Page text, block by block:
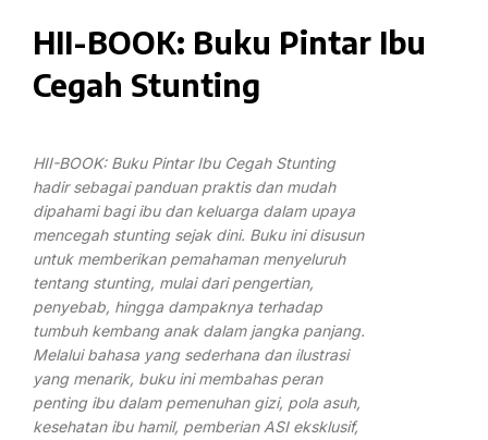
HII-BOOK: Buku Pintar Ibu
Cegah Stunting
HII-BOOK: Buku Pintar Ibu Cegah Stunting
hadir sebagai panduan praktis dan mudah
dipahami bagi ibu dan keluarga dalam upaya
mencegah stunting sejak dini. Buku ini disusun
untuk memberikan pemahaman menyeluruh
tentang stunting, mulai dari pengertian,
penyebab, hingga dampaknya terhadap
tumbuh kembang anak dalam jangka panjang.
Melalui bahasa yang sederhana dan ilustrasi
yang menarik, buku ini membahas peran
penting ibu dalam pemenuhan gizi, pola asuh,
kesehatan ibu hamil, pemberian ASI eksklusif,